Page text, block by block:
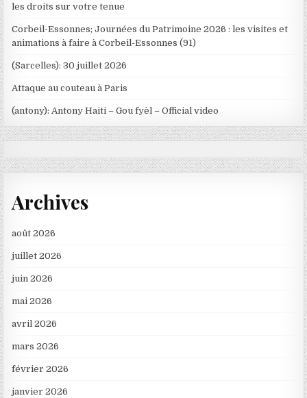
les droits sur votre tenue
Corbeil-Essonnes; Journées du Patrimoine 2026 : les visites et
animations à faire à Corbeil-Essonnes (91)
(Sarcelles): 30 juillet 2026
Attaque au couteau à Paris
(antony): Antony Haiti – Gou fyèl – Official video
Archives
août 2026
juillet 2026
juin 2026
mai 2026
avril 2026
mars 2026
février 2026
janvier 2026